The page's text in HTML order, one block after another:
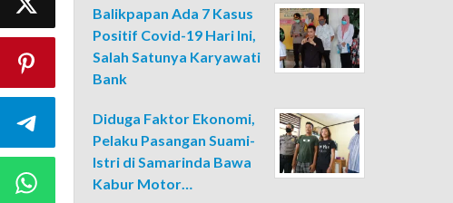
Balikpapan Ada 7 Kasus
Positif Covid-19 Hari Ini,
Salah Satunya Karyawati
Bank
Diduga Faktor Ekonomi,
Pelaku Pasangan Suami-
Istri di Samarinda Bawa
Kabur Motor…